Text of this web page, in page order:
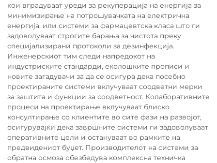
кои вградуваат уреди за рекуперација на енергија за
минимизирање на потрошувачката на електрична
енергија, или системи за фармацевтска класа што ги
задоволуваат строгите барања за чистота преку
специјализирани протоколи за дезинфекција.
Инженерскиот тим следи напредокот на
индустриските стандарди, еколошките прописи и
новите загадувачи за да се осигура дека посебно
проектираните системи вклучуваат соодветни мерки
за заштита и функции за соодветност. Колаборативните
процеси на проектирање вклучуваат блиско
консултирање со клиентите во сите фази на развојот,
осигурувајќи дека завршните системи ги задоволуваат
оперативните цели и остануваат во рамките на
предвидениот буџет. Производителот на системи за
обратна осмоза обезбедува комплексна техничка